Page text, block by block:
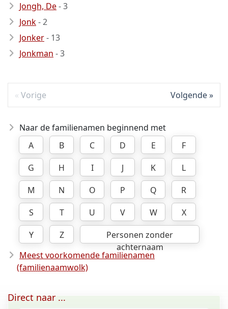
Jongh, De- 3
Jonk- 2
Jonker- 13
Jonkman - 3
Vorige Volgende
Naar de familienamen beginnend met
A
B C D E
F
G
H I J K
L
M
N O P Q
R
S
T U V W
X
Y
Z
Personen zonder
achternaam
Meest voorkomende familienamen
(familienaamwolk)
Direct naar ...